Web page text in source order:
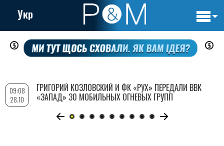
Перейти
содержанию
Укр
09:08
28.10
ГРИГОРИЙ КОЗЛОВСКИЙ И ФК «РУХ» ПЕРЕДАЛИ ВВК
«ЗАПАД» 30 МОБИЛЬНЫХ ОГНЕВЫХ ГРУПП